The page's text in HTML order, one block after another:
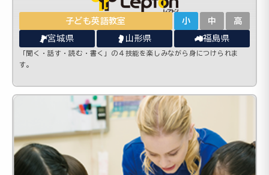
子ども英語教室 小 中 高
宮城県 山形県 福島県
「聞く・話す・読む・書く」の４技能を楽しみながら身につけられま
す。